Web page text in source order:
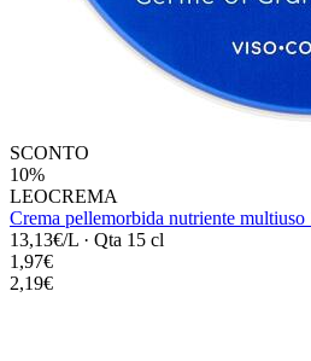
SCONTO
10%
LEOCREMA
Crema pellemorbida nutriente
13,13€/L · Qta 15 cl
1,97€
2,19€